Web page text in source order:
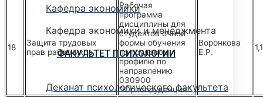
Кафедра экономики
Кафедра экономики и менеджмента
ФАКУЛЬТЕТ ПСИХОЛОГИИ
Деканат психологического факультета
18
Защита трудовых
прав работников
Рабочая
программа
дисциплины для
студентов очной
формы обучения
по трудовому
профилю по
направлению
030900
“Юриспруденция”
Воронкова
Е.Р.